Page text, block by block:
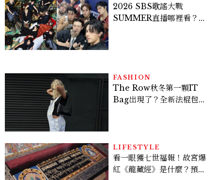
2026 SBS歌謠大戰
SUMMER直播哪裡看？
FASHION
The Row秋冬第一顆IT
Bag出現了？全新法棍包
LIFESTYLE
看一眼獲七世福報！故宮爆
紅《龍藏經》是什麼？預約